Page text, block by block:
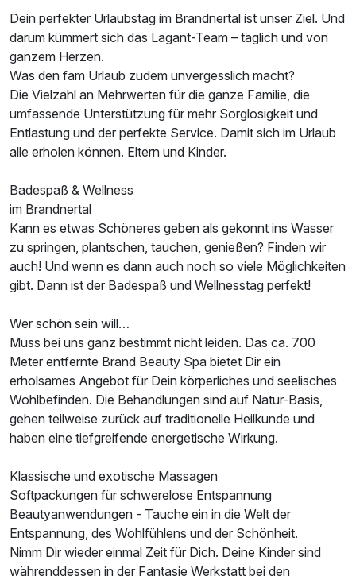
Dein perfekter Urlaubstag im Brandnertal ist unser Ziel. Und
darum kümmert sich das Lagant-Team – täglich und von
ganzem Herzen.
Was den fam Urlaub zudem unvergesslich macht?
Die Vielzahl an Mehrwerten für die ganze Familie, die
umfassende Unterstützung für mehr Sorglosigkeit und
Entlastung und der perfekte Service. Damit sich im Urlaub
alle erholen können. Eltern und Kinder.
Badespaß & Wellness
im Brandnertal
Kann es etwas Schöneres geben als gekonnt ins Wasser
zu springen, plantschen, tauchen, genießen? Finden wir
auch! Und wenn es dann auch noch so viele Möglichkeiten
gibt. Dann ist der Badespaß und Wellnesstag perfekt!
Wer schön sein will…
Muss bei uns ganz bestimmt nicht leiden. Das ca. 700
Meter entfernte Brand Beauty Spa bietet Dir ein
erholsames Angebot für Dein körperliches und seelisches
Wohlbefinden. Die Behandlungen sind auf Natur-Basis,
gehen teilweise zurück auf traditionelle Heilkunde und
haben eine tiefgreifende energetische Wirkung.
Klassische und exotische Massagen
Softpackungen für schwerelose Entspannung
Beautyanwendungen - Tauche ein in die Welt der
Entspannung, des Wohlfühlens und der Schönheit.
Nimm Dir wieder einmal Zeit für Dich. Deine Kinder sind
währenddessen in der Fantasie Werkstatt bei den